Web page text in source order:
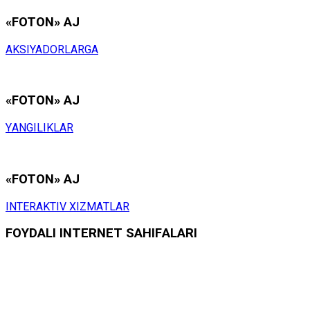
«FOTON» АJ
АKSIYADОRLАRGА
«FOTON» АJ
YАNGILIKLАR
«FOTON» АJ
INTЕRАKTIV ХIZMАTLАR
FОYDАLI INTЕRNЕT SАHIFАLАRI